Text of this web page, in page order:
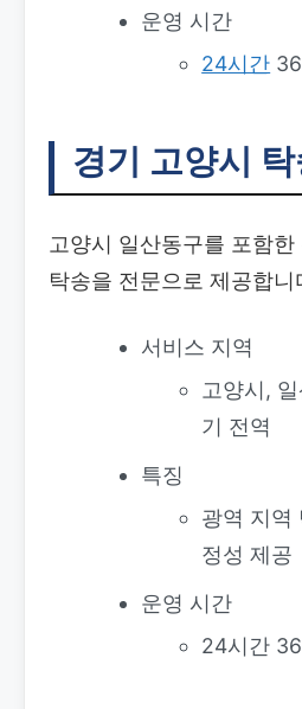
운영 시간
24시간
경기 고양시 탁
고양시 일산동구를 포함
탁송을 전문으로 제공합니
서비스 지역
고양시,
기 전역
특징
광역 지역
정성 제공
운영 시간
24시간